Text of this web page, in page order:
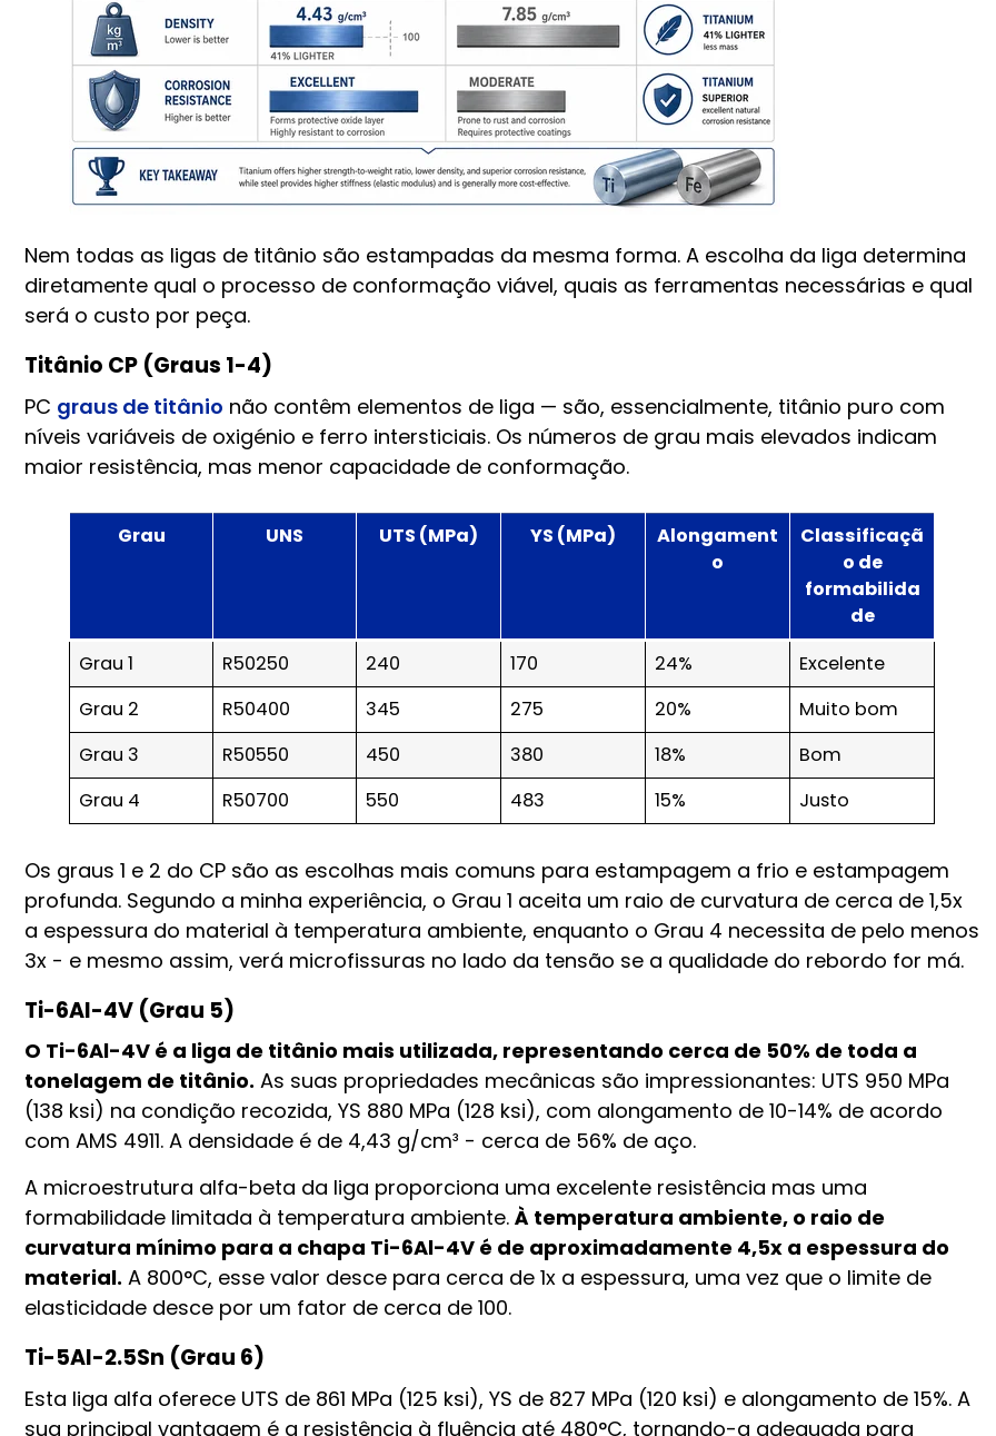
Nem todas as ligas de titânio são estampadas da mesma forma. A escolha da liga determina
diretamente qual o processo de conformação viável, quais as ferramentas necessárias e qual
será o custo por peça.
Titânio CP (Graus 1-4)
PC graus de titânio não contêm elementos de liga — são, essencialmente, titânio puro com
níveis variáveis de oxigénio e ferro intersticiais. Os números de grau mais elevados indicam
maior resistência, mas menor capacidade de conformação.
Grau UNS UTS (MPa) YS (MPa)
Alongament
o
Classificaçã
o de
formabilida
de
Grau 1
R50250 240 170 24%
Excelente
Grau 2
R50400 345 275 20%
Muito bom
Grau 3
R50550 450 380 18%
Bom
Grau 4
R50700 550 483 15% Justo
Os graus 1 e 2 do CP são as escolhas mais comuns para estampagem a frio e estampagem
profunda. Segundo a minha experiência, o Grau 1 aceita um raio de curvatura de cerca de 1,5x
a espessura do material à temperatura ambiente, enquanto o Grau 4 necessita de pelo menos
3x - e mesmo assim, verá microfissuras no lado da tensão se a qualidade do rebordo for má.
Ti-6Al-4V (Grau 5)
O Ti-6Al-4V é a liga de titânio mais utilizada, representando cerca de 50% de toda a
tonelagem de titânio. As suas propriedades mecânicas são impressionantes: UTS 950 MPa
(138 ksi) na condição recozida, YS 880 MPa (128 ksi), com alongamento de 10-14% de acordo
com AMS 4911. A densidade é de 4,43 g/cm³ - cerca de 56% de aço.
A microestrutura alfa-beta da liga proporciona uma excelente resistência mas uma
formabilidade limitada à temperatura ambiente. À temperatura ambiente, o raio de
curvatura mínimo para a chapa Ti-6Al-4V é de aproximadamente 4,5x a espessura do
material. A 800°C, esse valor desce para cerca de 1x a espessura, uma vez que o limite de
elasticidade desce por um fator de cerca de 100.
Ti-5Al-2.5Sn (Grau 6)
Esta liga alfa oferece UTS de 861 MPa (125 ksi), YS de 827 MPa (120 ksi) e alongamento de 15%. A
sua principal vantagem é a resistência à fluência até 480°C, tornando-a adequada para